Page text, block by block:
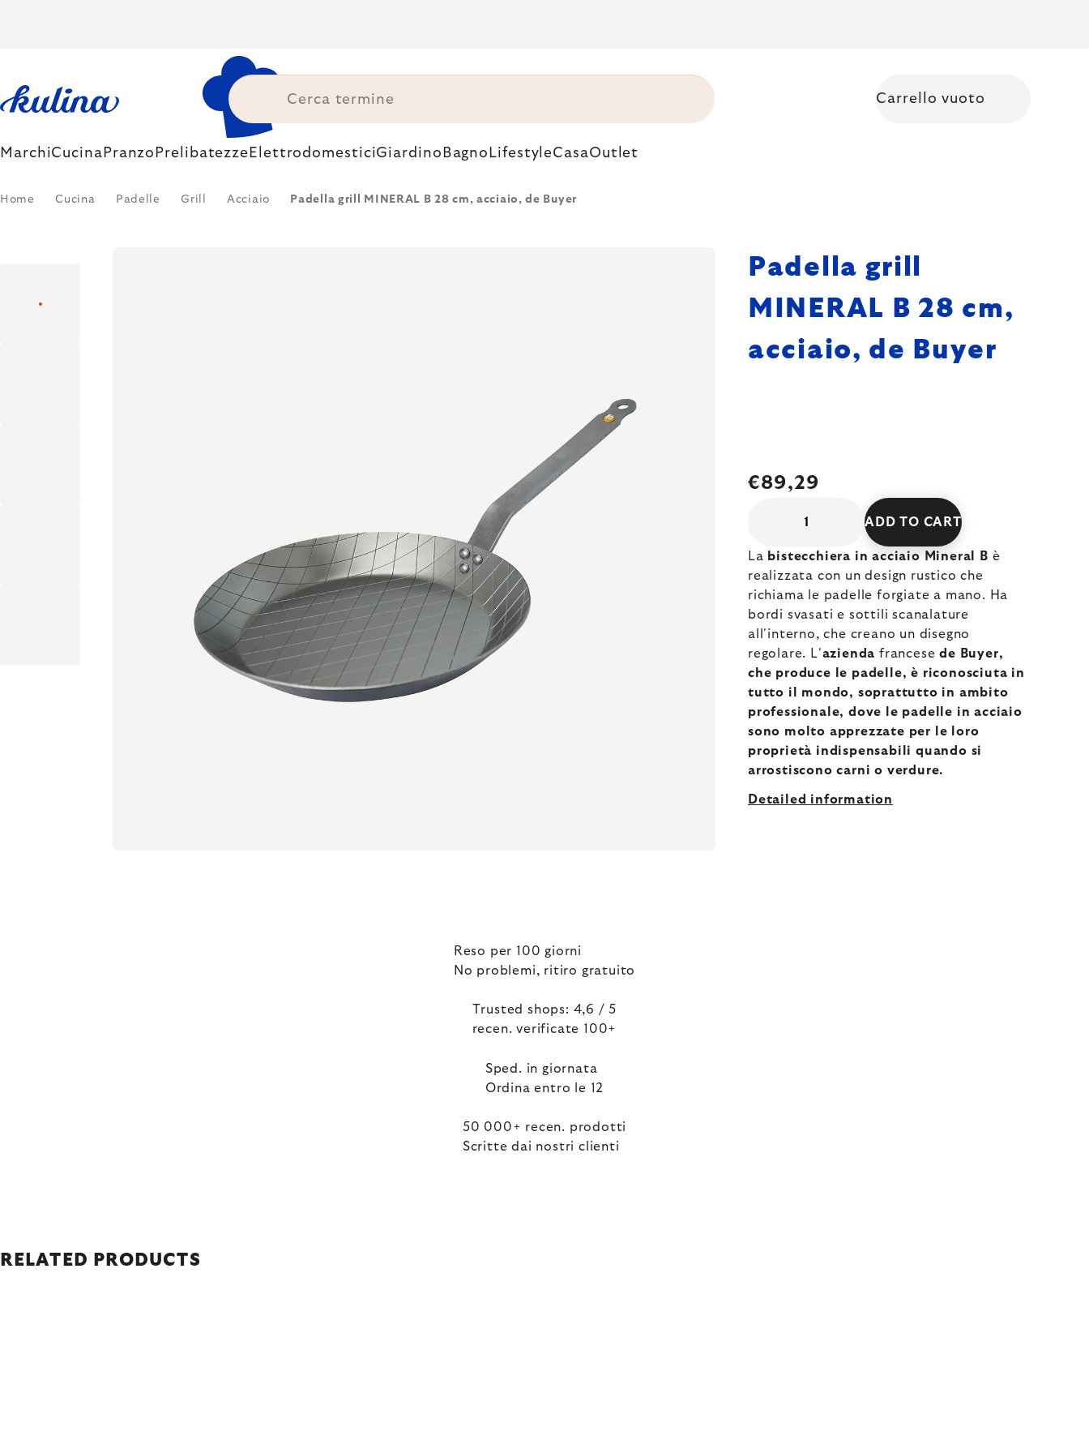
Carrello vuoto
MarchiCucina Pranzo Prelibatezze ElettrodomesticiGiardino Bagno LifestyleCasaOutlet
Home Cucina Padelle Grill Acciaio Padella grill MINERAL B 28 cm, acciaio, de Buyer
Padella grill
MINERAL B 28 cm,
acciaio, de Buyer
€89,29
ADD TO CART
La bistecchiera in acciaio Mineral B è
realizzata con un design rustico che
richiama le padelle forgiate a mano. Ha
bordi svasati e sottili scanalature
all'interno, che creano un disegno
regolare. L'azienda francesede Buyer,
che produce le padelle, è riconosciuta in
tutto il mondo, soprattutto in ambito
professionale, dove le padelle in acciaio
sono molto apprezzate per le loro
proprietà indispensabili quando si
arrostiscono carni o verdure.
Detailed information
Reso per 100 giorni
No problemi, ritiro gratuito
Trusted shops: 4,6 / 5
recen. verificate 100+
Sped. in giornata
Ordina entro le 12
50 000+ recen. prodotti
Scritte dai nostri clienti
RELATED PRODUCTS